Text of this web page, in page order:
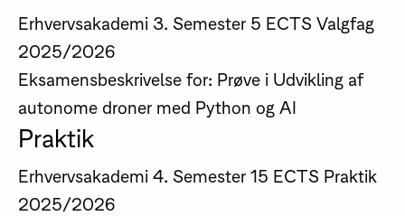
Erhvervsakademi 3. Semester 5 ECTS Valgfag
2025/2026
Eksamensbeskrivelse for: Prøve i Udvikling af
autonome droner med Python og AI
Praktik
Erhvervsakademi 4. Semester 15 ECTS Praktik
2025/2026